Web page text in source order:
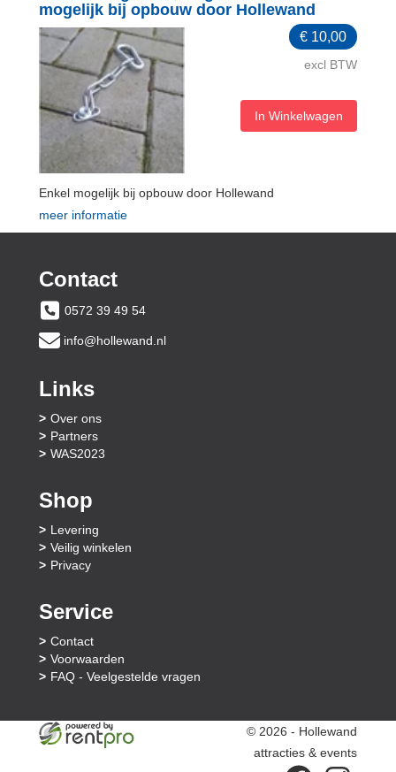
mogelijk bij opbouw door Hollewand
€ 10,00
excl BTW
In Winkelwagen
Enkel mogelijk bij opbouw door Hollewand
meer informatie
Contact
0572 39 49 54
info@hollewand.nl
Links
Over ons
Partners
WAS2023
Shop
Levering
Veilig winkelen
Privacy
Service
Contact
Voorwaarden
FAQ - Veelgestelde vragen
© 2026 - Hollewand
attracties & events